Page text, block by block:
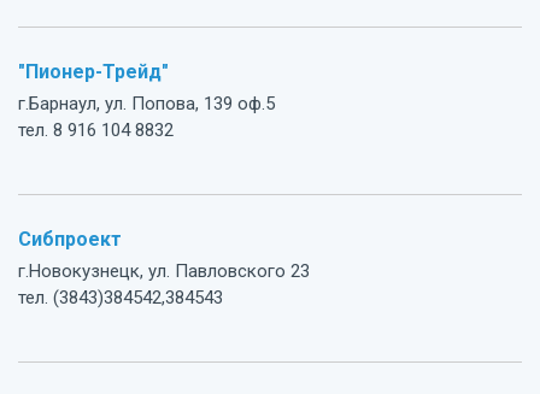
"Пионер-Трейд"
г.Барнаул, ул. Попова, 139 оф.5
тел. 8 916 104 8832
Сибпроект
г.Новокузнецк, ул. Павловского 23
тел. (3843)384542,384543